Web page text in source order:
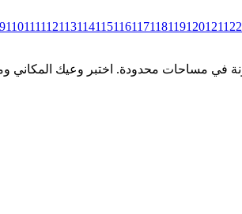
110111112113114115116117118119120121122